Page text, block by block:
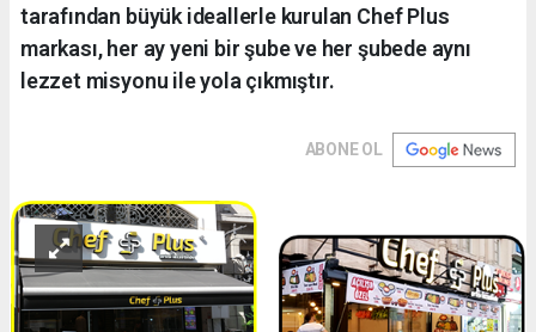
tarafından büyük ideallerle kurulan Chef Plus
markası, her ay yeni bir şube ve her şubede aynı
lezzet misyonu ile yola çıkmıştır.
ABONE OL